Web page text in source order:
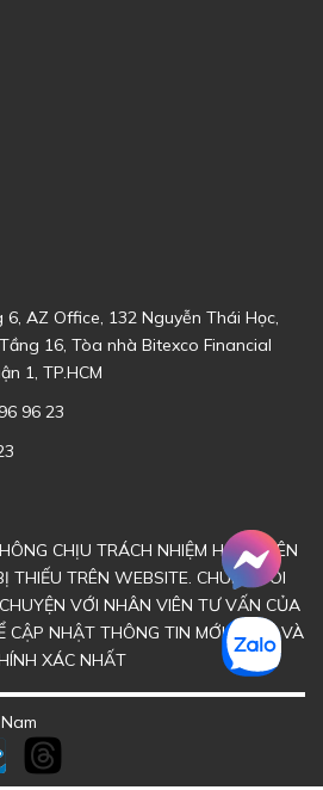
6, AZ Office, 132 Nguyễn Thái Học,
16, Tòa nhà Bitexco Financial
1, TP.HCM
96 23
CHỊU TRÁCH NHIỆM HOẶC LIÊN
THIẾU TRÊN WEBSITE. CHÚNG TÔI
VỚI NHÂN VIÊN TƯ VẤN CỦA
CẬP NHẬT THÔNG TIN MỚI NHẤT VÀ
XÁC NHẤT